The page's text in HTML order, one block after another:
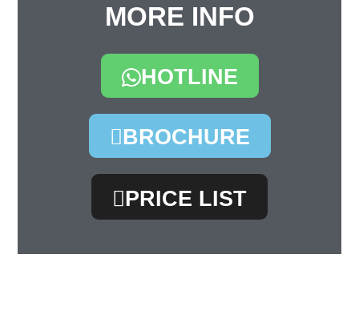
MORE INFO
HOTLINE
BROCHURE
PRICE LIST